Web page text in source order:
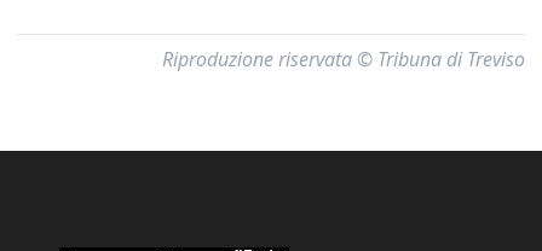
Riproduzione riservata © Tribuna di Treviso